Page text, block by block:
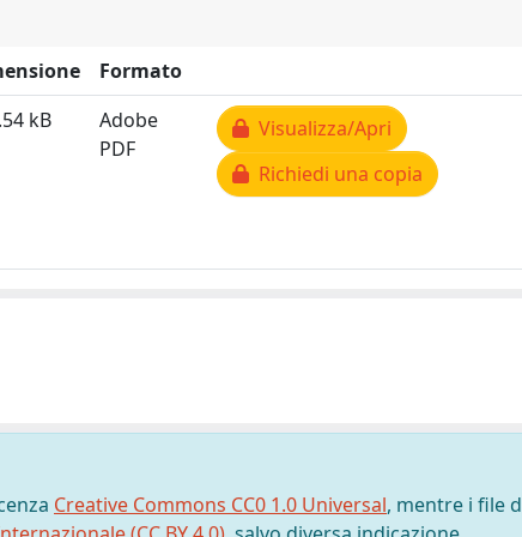
Formato
kB
Adobe
PDF
Visualizza/Apri
Richiedi una copia
Creative Commons CC0 1.0 Universal, mentre i file